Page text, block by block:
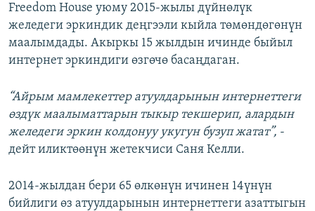
БИЗ ЖАНА ДҮЙНӨ
ЭЖЕ-СИҢДИЛЕР
ЫҢГАЙСЫЗ СУРООЛОР
Русский
ОНЛАЙН ШЕРИНЕ
ЭЕ/АРнун бардык сайттары
Freedom House уюму 2015-жылы дүйнөлүк
желедеги эркиндик деңгээли кыйла төмөндөгөнүн
маалымдады. Акыркы 15 жылдын ичинде быйыл
интернет эркиндиги өзгөчө басаңдаган.
“Айрым мамлекеттер атуулдарынын интернеттеги
өздүк маалыматтарын тыкыр текшерип, алардын
желедеги эркин колдонуу укугун бузуп жатат”, -
дейт иликтөөнүн жетекчиси Саня Келли.
2014-жылдан бери 65 өлкөнүн ичинен 14үнүн
бийлиги өз атуулдарынын интернеттеги азаттыгын